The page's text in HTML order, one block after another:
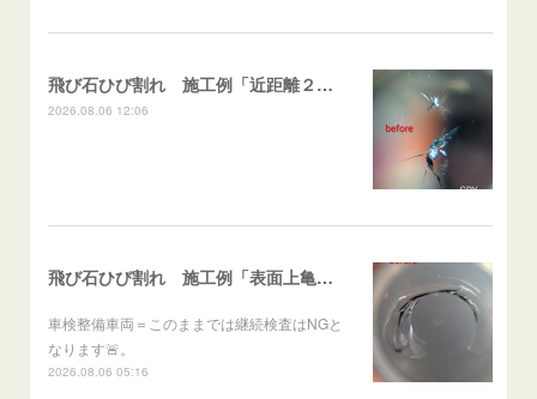
飛び石ひび割れ 施工例「近距離２箇所・パーシャル系+スターブレイク系」ハイエース
2026.08.06 12:06
飛び石ひび割れ 施工例「表面上亀裂・ダメージクラック」ステラ
車検整備車両＝このままでは継続検査はNGと
なります🚨。
2026.08.06 05:16